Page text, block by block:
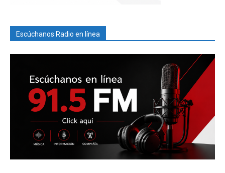
Escúchanos Radio en línea